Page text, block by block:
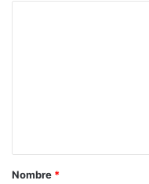
Nombre *